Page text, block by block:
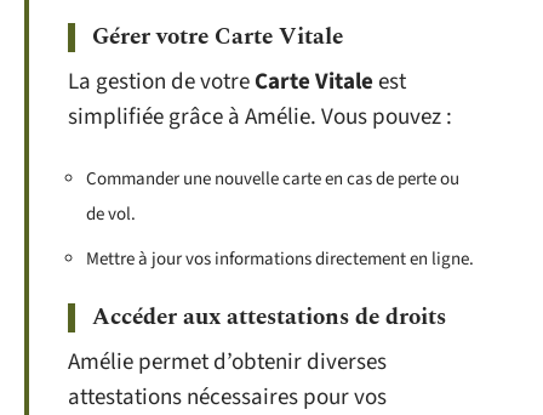
Gérer votre Carte Vitale
La gestion de votreCarte Vitaleest
simplifiée grâce à Amélie. Vous pouvez :
Commander une nouvelle carte en cas de perte ou
de vol.
Mettre à jour vos informations directement en ligne.
Accéder aux attestations de droits
Amélie permet d’obtenir diverses
attestations nécessaires pour vos